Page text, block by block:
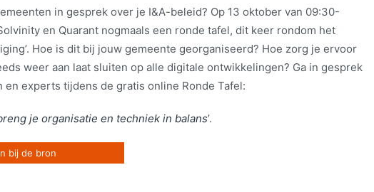
in gesprek over je I&A-beleid? Op 13 oktober van 09:30-
en Quarant nogmaals een ronde tafel, dit keer rondom het
Hoe is dit bij jouw gemeente georganiseerd? Hoe zorg je ervoor
weer aan laat sluiten op alle digitale ontwikkelingen? Ga in gesprek
en experts tijdens de gratis online Ronde Tafel:
je organisatie en techniek in balans’.
bij de bron